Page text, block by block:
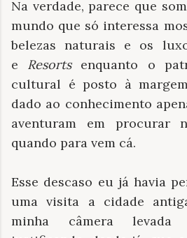
Na verdade, parece que
mundo que só interessa
belezas naturais e os
e Resortsenquanto o
cultural é posto à
dado ao conhecimento
aventuram em procurar
quando para vem cá.
Esse descaso eu já havia
uma visita a cidade
minha câmera levada